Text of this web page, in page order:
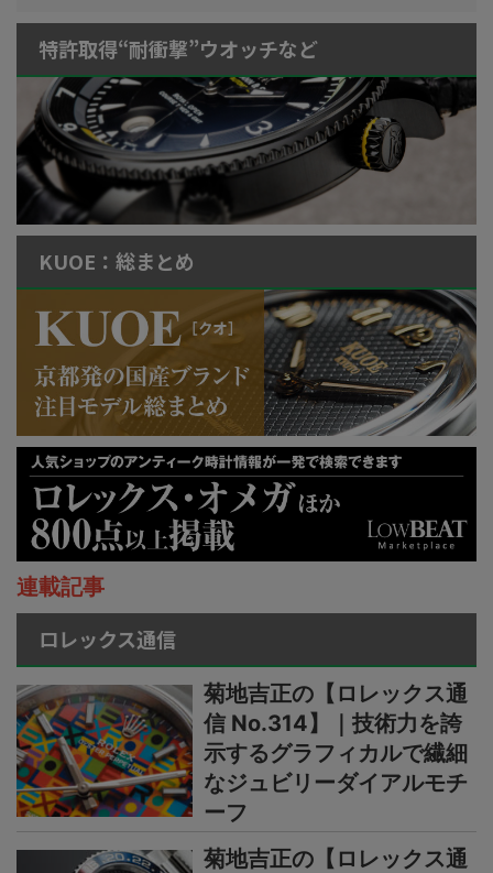
特許取得“耐衝撃”ウオッチなど
KUOE：総まとめ
連載記事
ロレックス通信
菊地吉正の【ロレックス通
信 No.314】｜技術力を誇
示するグラフィカルで繊細
なジュビリーダイアルモチ
ーフ
菊地吉正の【ロレックス通